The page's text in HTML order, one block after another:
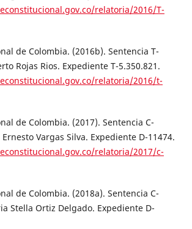
relatoria/2016/T-
de Colombia. (2016b). Sentencia T-
Rojas Rios. Expediente T-5.350.821.
relatoria/2016/t-
de Colombia. (2017). Sentencia C-
Vargas Silva. Expediente D-11474.
relatoria/2017/c-
de Colombia. (2018a). Sentencia C-
Stella Ortiz Delgado. Expediente D-